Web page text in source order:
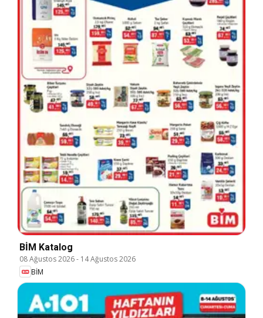
BİM Katalog
08 Ağustos 2026- 14 Ağustos 2026
BİM